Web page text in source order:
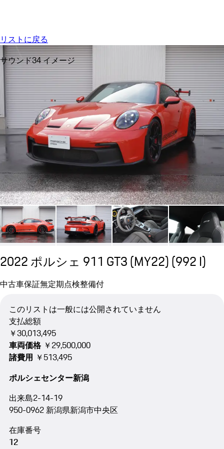
リストに戻る
サウンド34 イメージ
2022 ポルシェ 911 GT3 (MY22)(992 I)
中古車保証無定期点検整備付
このリストは一般には公開されていません
支払総額
￥30,013,495
車両価格 ￥29,500,000
諸費用 ￥513,495
ポルシェセンター新潟
出来島2-14-19
950-0962 新潟県新潟市中央区
在庫番号
12